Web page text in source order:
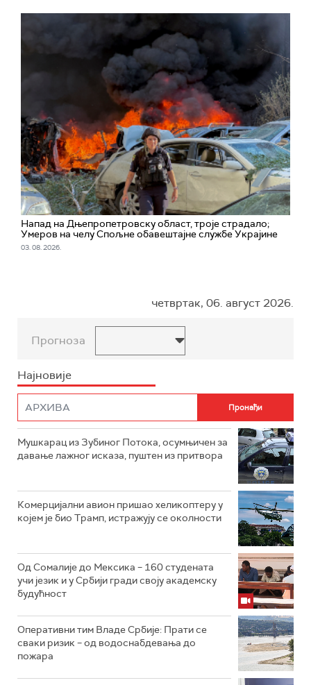
Напад на Дњепропетровску област, троје страдалo;
Умеров на челу Спољне обавештајне службе Украјине
03. 08. 2026.
четвртак, 06. август 2026.
Прогноза
Најновије
Мушкарац из Зубиног Потока, осумњичен за
давање лажног исказа, пуштен из притвора
Комерцијални авион пришао хеликоптеру у
којем је био Трамп, истражују се околности
Од Сомалије до Мексика – 160 студената
учи језик и у Србији гради своју академску
будућност
Оперативни тим Владе Србије: Прати се
сваки ризик – од водоснабдевања до
пожара